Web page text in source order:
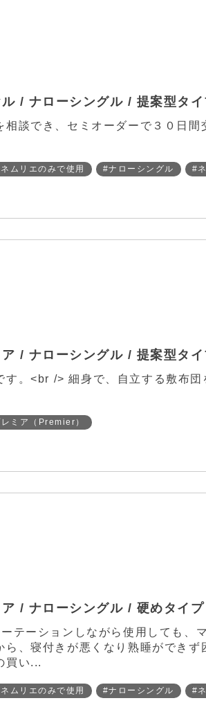
/ ナローシングル / 提案型タ
談でき、セミオーダーで３０日間
ムリエのみで使用 #ナローシングル #
/ ナローシングル / 提案型タ
。<br /> 細身で、自立する敷布
ミア（Premier）
/ ナローシングル / 硬めタイプ
テーションしながら使用しても、
、寝付きが悪くなり熟睡ができず
買い...
ムリエのみで使用 #ナローシングル #